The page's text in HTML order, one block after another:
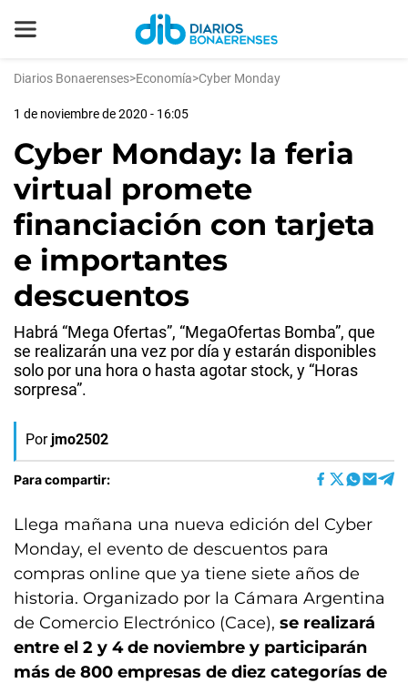
Diarios Bonaerenses>Economía>Cyber Monday
1 de noviembre de 2020 - 16:05
Cyber Monday: la feria
virtual promete
financiación con tarjeta
e importantes
descuentos
Habrá “Mega Ofertas”, “MegaOfertas Bomba”, que
se realizarán una vez por día y estarán disponibles
solo por una hora o hasta agotar stock, y “Horas
sorpresa”.
Por jmo2502
Para compartir:
Llega mañana una nueva edición del Cyber
Monday, el evento de descuentos para
compras online que ya tiene siete años de
historia. Organizado por la Cámara Argentina
de Comercio Electrónico (Cace), se realizará
entre el 2 y 4 de noviembre y participarán
más de 800 empresas de diez categorías de